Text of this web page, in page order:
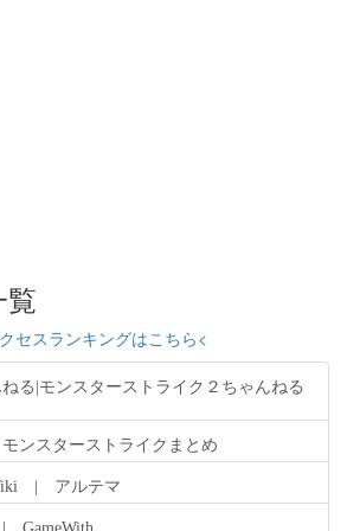
セスランキングはこちら<
る|モンスターストライク２ちゃんねる
ンスターストライクまとめ
| アルテマ
GameWith